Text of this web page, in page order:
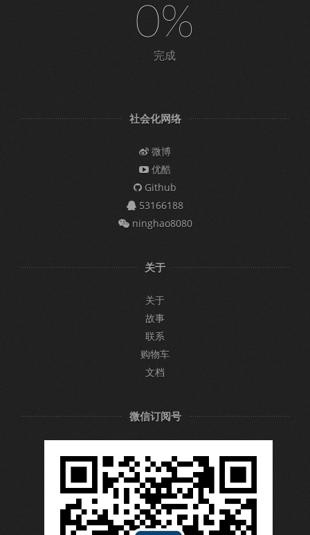
0%
完成
社会化网络
微博
优酷
Github
53166188
ninghao8080
关于
关于
故事
联系
购物车
文档
微信订阅号